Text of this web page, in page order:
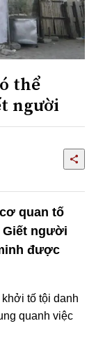
thể
người
quan tố
Giết người
được
tố tội danh
quanh việc